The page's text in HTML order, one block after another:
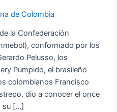
de Colombia
la Confederación
conformado por los
Pelusso, los
Pumpido, el brasileño
colombianos Francisco
dio a conocer el once
su […]